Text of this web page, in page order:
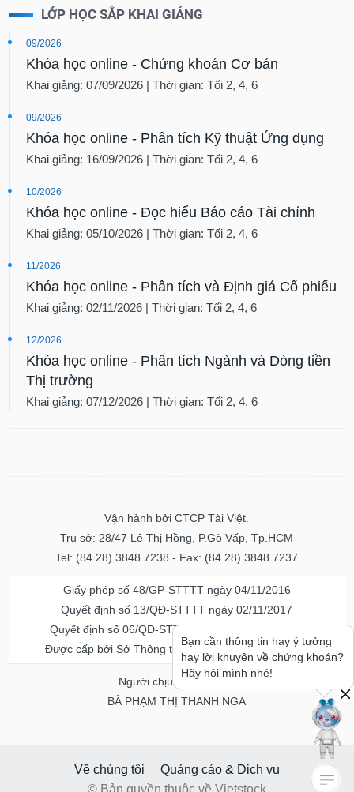
LỚP HỌC SẮP KHAI GIẢNG
09/2026
Khóa học online - Chứng khoán Cơ bản
Khai giảng: 07/09/2026 | Thời gian: Tối 2, 4, 6
09/2026
Khóa học online - Phân tích Kỹ thuật Ứng dụng
Khai giảng: 16/09/2026 | Thời gian: Tối 2, 4, 6
10/2026
Khóa học online - Đọc hiểu Báo cáo Tài chính
Khai giảng: 05/10/2026 | Thời gian: Tối 2, 4, 6
11/2026
Khóa học online - Phân tích và Định giá Cổ phiếu
Khai giảng: 02/11/2026 | Thời gian: Tối 2, 4, 6
12/2026
Khóa học online - Phân tích Ngành và Dòng tiền
Thị trường
Khai giảng: 07/12/2026 | Thời gian: Tối 2, 4, 6
Vận hành bởi CTCP Tài Việt.
Trụ sở: 28/47 Lê Thị Hồng, P.Gò Vấp, Tp.HCM
Tel: (84.28) 3848 7238 - Fax: (84.28) 3848 7237
Giấy phép số 48/GP-STTTT ngày 04/11/2016
Quyết định số 13/QĐ-STTTT ngày 02/11/2017
Quyết định số 06/QĐ-STTTT-ICP ngày 20/07/2023
Được cấp bởi Sở Thông tin và Truyền thông TPHCM
Người chịu trách nhiệm
BÀ PHẠM THỊ THANH NGA
Về chúng tôi
Quảng cáo & Dịch vụ
© Bản quyền thuộc về Vietstock
Bạn cần thông tin hay ý tưởng
hay lời khuyên về chứng khoán?
Hãy hỏi mình nhé!